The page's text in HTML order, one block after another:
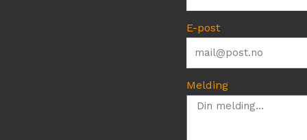
E-post
Melding